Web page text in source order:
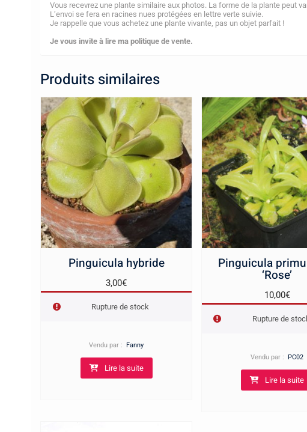
Vous recevrez une plante similaire aux photos. La forme de la plante peut
L’envoi se fera en racines nues protégées en lettre verte suivie.
Je rappelle que vous achetez une plante vivante, pas un objet parfait !
Je vous invite à lire ma politique de vente.
Produits similaires
Pinguicula hybride
3,00€
Rupture de stock
Vendu par : Fanny
Lire la suite
Pinguicula
‘Rose’
10,00€
Rupture de
Vendu par : PC02
Lire la suite